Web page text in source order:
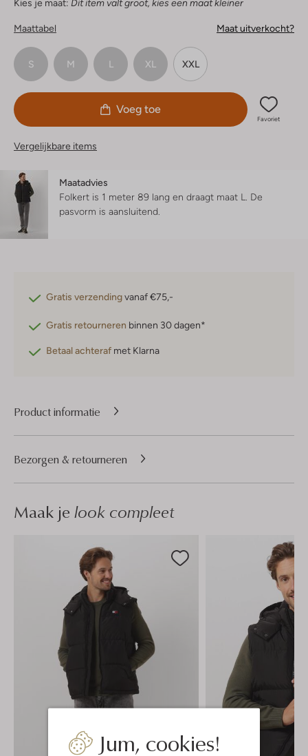
Jum, cookies!
Kies je maat: Dit item valt groot, kies een maat kleiner
Maattabel Maat uitverkocht?
S M L XL XXL
Voeg toe
Favoriet
Vergelijkbare items
Maatadvies
Folkert is 1 meter 89 lang en draagt maat L. De
pasvorm is aansluitend
Gratis verzendingvanaf €75,-
Gratis retourneren binnen 30 dagen*
Betaal achteraf met Klarna
Product informatie
Bezorgen & retourneren
Maak je look compleet